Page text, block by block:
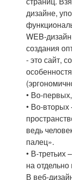
дизайне,
WEB-
создания
- это сайт,
• Во-
• Во-
ведь
палец».
• В-
на
В веб-